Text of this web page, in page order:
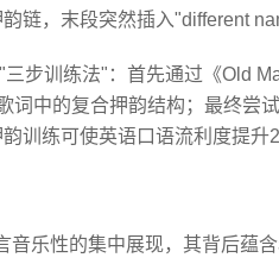
链，末段突然插入"different
步训练法"：首先通过《Old
词中的复合押韵结构；最终尝
训练可使英语口语流利度提升
音乐性的集中展现，其背后蕴